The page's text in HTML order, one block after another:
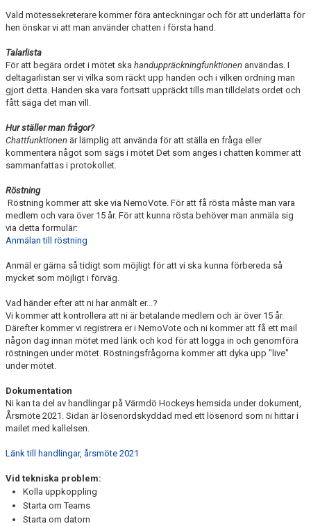
Vald mötessekreterare kommer föra anteckningar och för att underlätta för
hen önskar vi att man använder chatten i första hand.
Talarlista
För att begära ordet i mötet ska handuppräckningfunktionen användas. I
deltagarlistan ser vi vilka som räckt upp handen och i vilken ordning man
gjort detta. Handen ska vara fortsatt uppräckt tills man tilldelats ordet och
fått säga det man vill.
Hur ställer man frågor?
Chattfunktionen är lämplig att använda för att ställa en fråga eller
kommentera något som sägs i mötet Det som anges i chatten kommer att
sammanfattas i protokollet.
Röstning
Röstning kommer att ske via NemoVote. För att få rösta måste man vara
medlem och vara över 15 år. För att kunna rösta behöver man anmäla sig
via detta formulär:
Anmälan till röstning
Anmäl er gärna så tidigt som möjligt för att vi ska kunna förbereda så
mycket som möjligt i förväg.
Vad händer efter att ni har anmält er...?
Vi kommer att kontrollera att ni är betalande medlem och är över 15 år.
Därefter kommer vi registrera er i NemoVote och ni kommer att få ett mail
någon dag innan mötet med länk och kod för att logga in och genomföra
röstningen under mötet. Röstningsfrågorna kommer att dyka upp "live"
under mötet.
Dokumentation
Ni kan ta del av handlingar på Värmdö Hockeys hemsida under dokument,
Årsmöte 2021. Sidan är lösenordskyddad med ett lösenord som ni hittar i
mailet med kallelsen.
Länk till handlingar, årsmöte 2021
Vid tekniska problem:
Kolla uppkoppling
Starta om Teams
Starta om datorn